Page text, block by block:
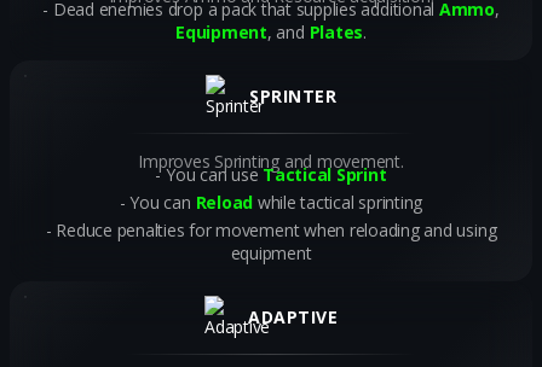
Dead enemies drop a pack that supplies additional Ammo,
Equipment, and Plates.
SPRINTER
Improves Sprinting and movement.
You can useTactical Sprint
You can Reload while tactical sprinting
Reduce penalties for movement when reloading and using
equipment
ADAPTIVE